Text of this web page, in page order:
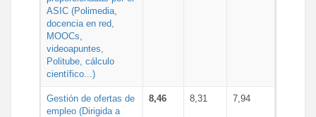
ASIC (Polimedia,
docencia en red,
MOOCs,
videoapuntes,
Politube, cálculo
científico...)
Gestión de ofertas de
empleo (Dirigida a
8,46 8,31 7,94